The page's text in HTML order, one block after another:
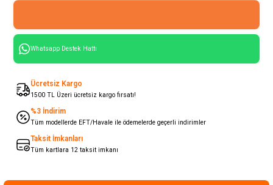
Whatsapp Destek Hattı
Ücretsiz Kargo
1500 TL Üzeri ücretsiz kargo fırsatı!
%3 İndirim
Tüm modellerde EFT/Havale ile ödemelerde geçerli indirimler
Taksit İmkanları
Tüm kartlara 12 taksit imkanı